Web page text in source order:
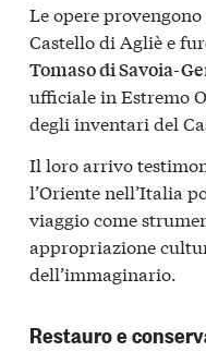
Le opere
Castello di Agliè e
Tomaso di Savoia-
ufficiale in Estremo
degli inventari del
Il loro arrivo
l’Oriente nell’Italia
viaggio come
appropriazione
dell’immaginario.
Restauro e